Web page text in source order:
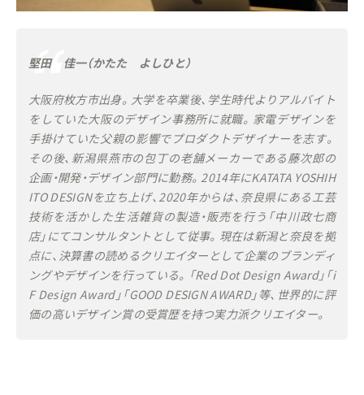
堅田 佳一（かたた よしひと）
大阪府枚方市出身。大学を卒業後、学生時代よりアルバイト
をしていた大阪のデザイン事務所に就職。家電デザインを
手掛けていた父親の影響でプロダクトデザイナーを志す。
その後、新潟県燕市の包丁の老舗メーカーである藤次郎の
企画・開発・デザイン部門に勤務。2014年にKATATA YOSHIH
ITO DESIGNを立ち上げ、2020年からは、奈良県にある工芸
技術を活かした生活雑貨の製造・販売を行う「中川政七商
店」にてコンサルタントとして従事。現在は新潟と奈良を拠
点に、決算書の読めるクリエイターとして企業のブランディ
ングやデザインを行っている。「Red Dot Design Award」「i
F Design Award」「GOOD DESIGN AWARD」等、世界的に評
価の高いデザイン賞の受賞歴を持つ実力派クリエイター。